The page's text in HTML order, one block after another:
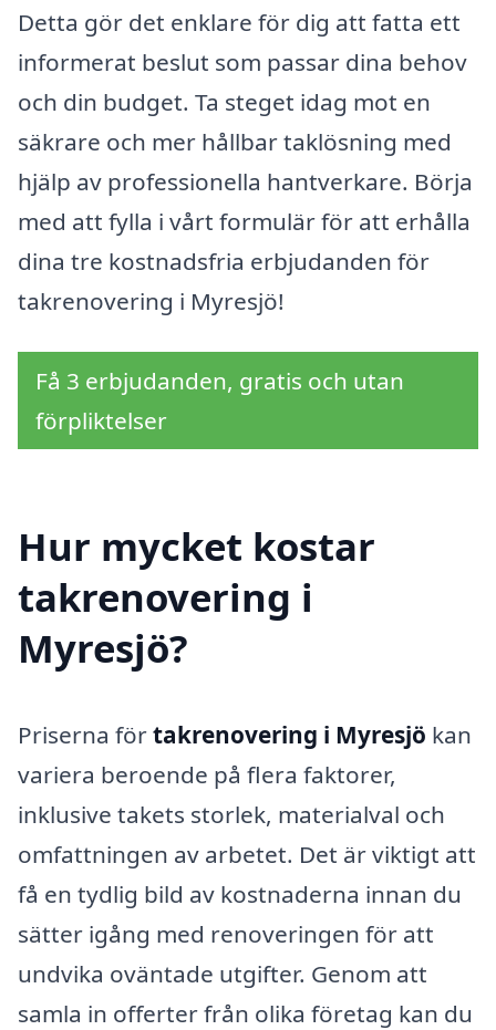
Detta gör det enklare för dig att fatta ett
informerat beslut som passar dina behov
och din budget. Ta steget idag mot en
säkrare och mer hållbar taklösning med
hjälp av professionella hantverkare. Börja
med att fylla i vårt formulär för att erhålla
dina tre kostnadsfria erbjudanden för
takrenovering i Myresjö!
Få 3 erbjudanden, gratis och utan
förpliktelser
Hur mycket kostar
takrenovering i
Myresjö?
Priserna förtakrenovering i Myresjö kan
variera beroende på flera faktorer,
inklusive takets storlek, materialval och
omfattningen av arbetet. Det är viktigt att
få en tydlig bild av kostnaderna innan du
sätter igång med renoveringen för att
undvika oväntade utgifter. Genom att
samla in offerter från olika företag kan du